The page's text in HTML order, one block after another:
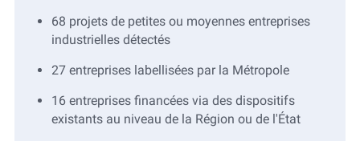
68 projets de petites ou moyennes entreprises
industrielles détectés
27 entreprises labellisées par la Métropole
16 entreprises financées via des dispositifs
existants au niveau de la Région ou de l'État